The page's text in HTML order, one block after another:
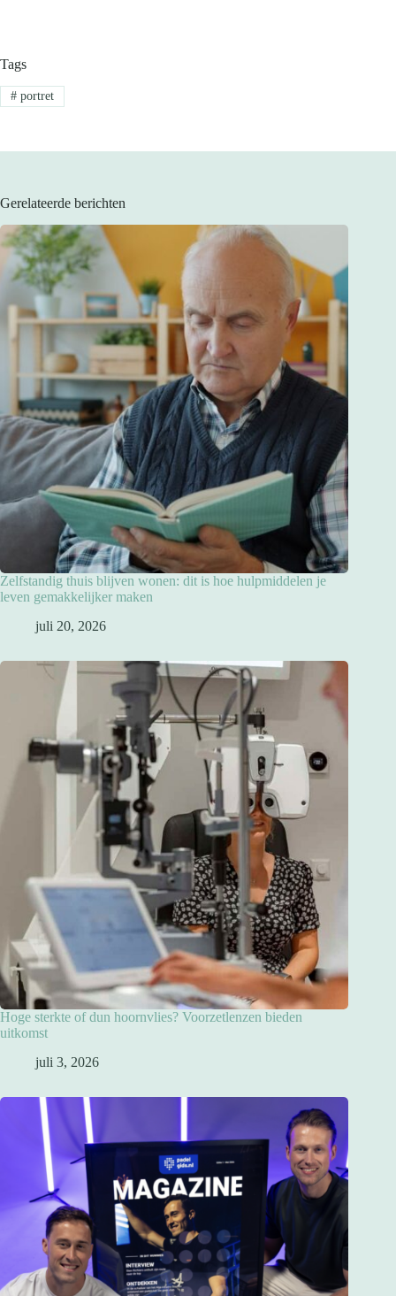
Tags
#portret
Gerelateerde berichten
Zelfstandig thuis blijven wonen: dit is hoe hulpmiddelen je
leven gemakkelijker maken
juli 20, 2026
Hoge sterkte of dun hoornvlies? Voorzetlenzen bieden
uitkomst
juli 3, 2026